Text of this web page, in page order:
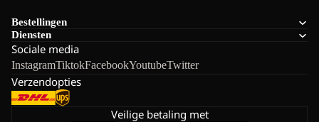
Bestellingen
Diensten
Sociale media
InstagramTiktokFacebookYoutubeTwitter
Verzendopties
Veilige betaling met